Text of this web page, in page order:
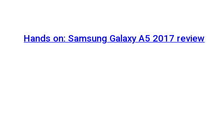
Hands on: Samsung Galaxy A5 2017 review